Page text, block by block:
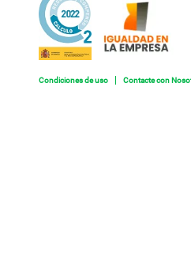
Condiciones de uso Contacte con